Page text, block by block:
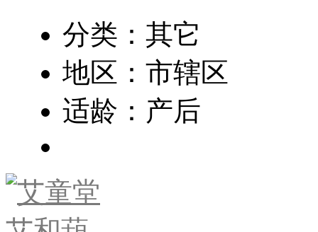
分类：其它
地区：市辖区
适龄：产后